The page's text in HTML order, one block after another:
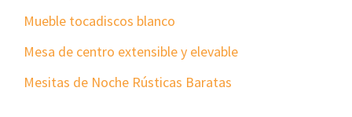
Mueble tocadiscos blanco
Mesa de centro extensible y elevable
Mesitas de Noche Rústicas Baratas